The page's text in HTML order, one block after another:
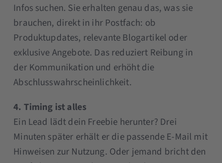
Infos suchen. Sie erhalten genau das, was sie
brauchen, direkt in ihr Postfach: ob
Produktupdates, relevante Blogartikel oder
exklusive Angebote. Das reduziert Reibung in
der Kommunikation und erhöht die
Abschlusswahrscheinlichkeit.
4. Timing ist alles
Ein Lead lädt dein Freebie herunter? Drei
Minuten später erhält er die passende E-Mail mit
Hinweisen zur Nutzung. Oder jemand bricht den